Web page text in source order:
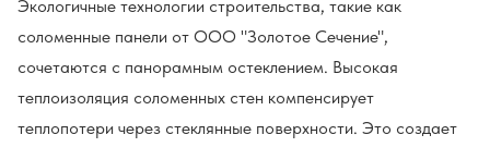
Экологичные технологии строительства, такие как
соломенные панели от ООО "Золотое Сечение",
сочетаются с панорамным остеклением. Высокая
теплоизоляция соломенных стен компенсирует
теплопотери через стеклянные поверхности. Это создает